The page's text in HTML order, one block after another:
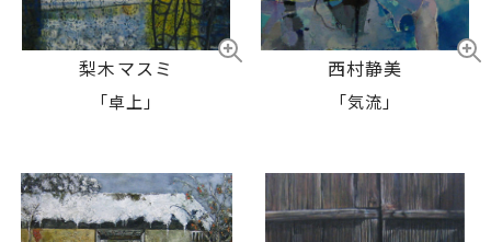
梨木マスミ
「卓上」
西村静美
「気流」